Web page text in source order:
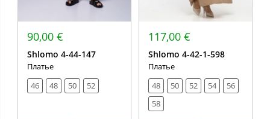
90,00 €
Shlomo 4-44-147
Платье
46
48 50 52
117,00 €
Shlomo 4-42-1-598
Платье
48
50 52 54
56
58